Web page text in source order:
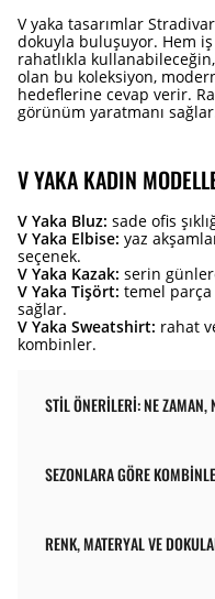
V yaka tasarımlar
dokuyla buluşuyor. Hem
rahatlıkla
olan bu koleksiyon,
hedeflerine cevap verir.
görünüm yaratmanı
V YAKA KADIN
V Yaka Bluz: sade ofis
V Yaka Elbise: yaz
seçenek.
V Yaka Kazak: serin
V Yaka Tişört: temel
sağlar.
V Yaka Sweatshirt: rahat
kombinler.
STIL ÖNERILERI: NE ZAMAN,
SEZONLARA GÖRE
RENK, MATERYAL VE